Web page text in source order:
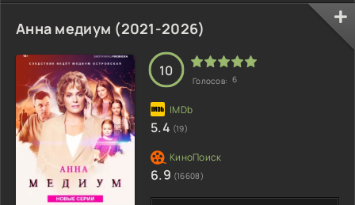
Бакли он ведёт типичное для золотой молодёжи
существование: шумные вечеринки, светские сборища,
рассуждения о карьерных перспективах и планах на
будущее.
Анна медиум (2021-2026)
10
Голосов: 6
5.4 (19)
6.9 (16608)